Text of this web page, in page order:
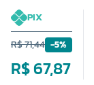
PIX
R$ 71,44 -5%
R$ 67,87